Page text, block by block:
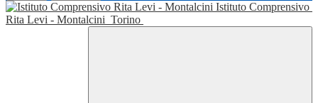
Istituto Comprensivo
Rita Levi - Montalcini Torino